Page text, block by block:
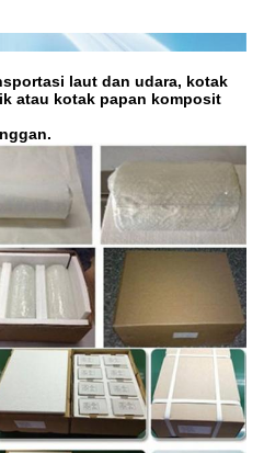
laut dan udara, kotak
atau kotak papan komposit